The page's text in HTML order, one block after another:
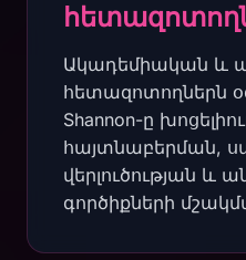
Ակադեմիական և
հետազոտողներն
Shannon-ը
հայտնաբերման,
վերլուծության և
գործիքների